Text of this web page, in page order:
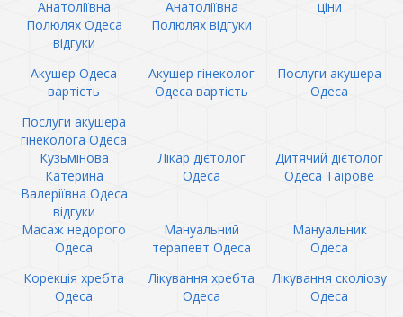
Анатоліївна
Полюлях Одеса
відгуки
Анатоліївна
Полюлях відгуки
ціни
Акушер Одеса
вартість
Акушер гінеколог
Одеса вартість
Послуги акушера
Одеса
Послуги акушера
гінеколога Одеса
Кузьмінова
Катерина
Валеріївна Одеса
відгуки
Лікар дієтолог
Одеса
Дитячий дієтолог
Одеса Таїрове
Масаж недорого
Одеса
Мануальний
терапевт Одеса
Мануальник
Одеса
Корекція хребта
Одеса
Лікування хребта
Одеса
Лікування сколіозу
Одеса